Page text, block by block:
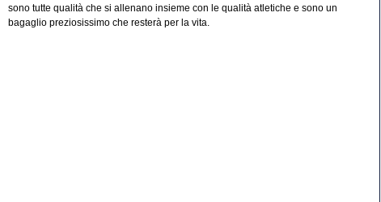
sono tutte qualità che si allenano insieme con le qualità atletiche e sono un
bagaglio preziosissimo che resterà per la vita.